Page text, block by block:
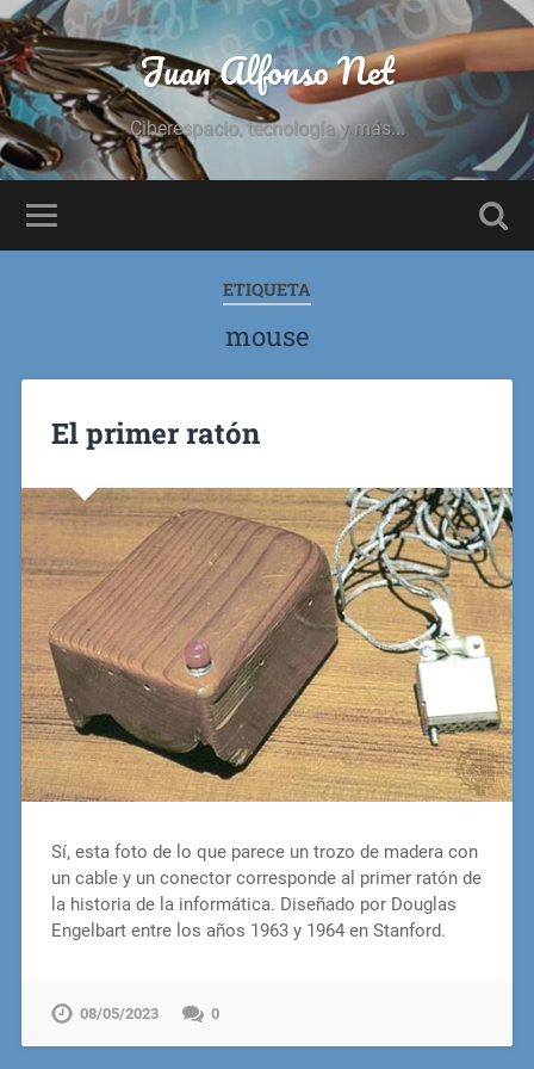
Juan Alfonso Net
Ciberespacio, tecnología y más...
ETIQUETA
mouse
El primer ratón
Sí, esta foto de lo que parece un trozo de madera con
un cable y un conector corresponde al primer ratón de
la historia de la informática. Diseñado por Douglas
Engelbart entre los años 1963 y 1964 en Stanford.
08/05/2023 0